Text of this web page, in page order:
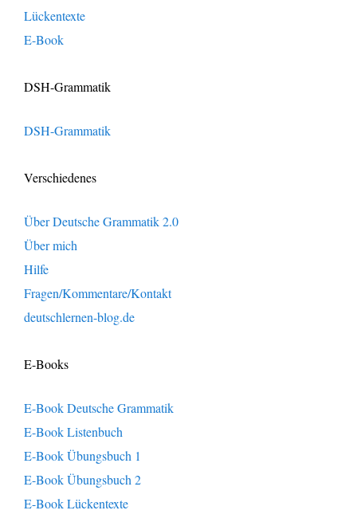
Lückentexte
E-Book
DSH-Grammatik
DSH-Grammatik
Verschiedenes
Über Deutsche Grammatik 2.0
Über mich
Hilfe
Fragen/Kommentare/Kontakt
deutschlernen-blog.de
E-Books
E-Book Deutsche Grammatik
E-Book Listenbuch
E-Book Übungsbuch 1
E-Book Übungsbuch 2
E-Book Lückentexte